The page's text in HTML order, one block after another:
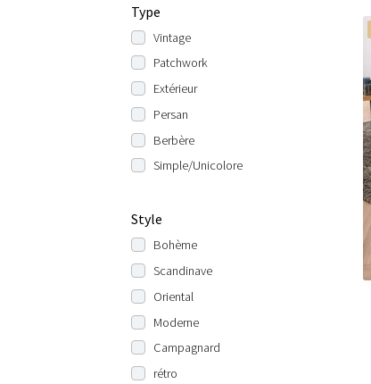
Type
Vintage
Patchwork
Extérieur
Persan
Berbère
Simple/Unicolore
Style
Bohème
Scandinave
Oriental
Moderne
Campagnard
rétro